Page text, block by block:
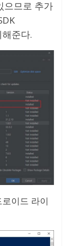
으므로 추가
준다.
이드 라이